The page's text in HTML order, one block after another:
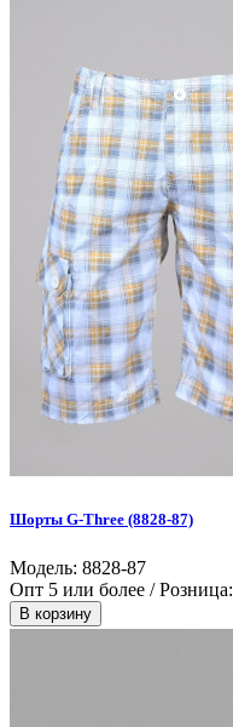
Шорты G-Three (8828-87)
Модель: 8828-87
Опт 5 или более / Розница:
В корзину